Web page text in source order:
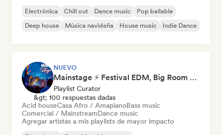
Electrónica Chill out Dance music
Pop bailable
Deep house
Música navideña House music Indie Dance
NUEVO
Mainstage ⚡ Festival EDM, Big Room & House Anthems
Playlist Curator
&gt; 100 respuestas dadas
Acid houseCasa Afro / AmapianoBass music
Comercial / MainstreamDance music
Agregar artistas a mis playlists de mayor impacto